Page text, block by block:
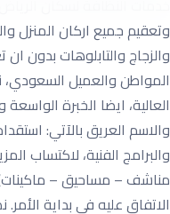
وتعقيم جميع اركان المنزل
والزجاج والتابلوهات
المواطن والعميل السعودي،
العالية، ايضا الخبرة
والاسم العريق بالآتي:
والبرامج الفنية، لاكتساب
مناشف – مساحيق – ماكينات).
الاتفاق عليه في بداية